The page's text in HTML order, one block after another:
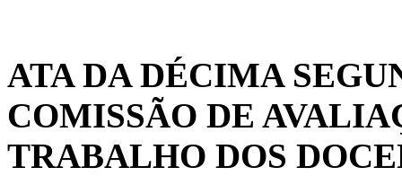
ATA DA DÉCIMA
COMISSÃO DE
TRABALHO DOS